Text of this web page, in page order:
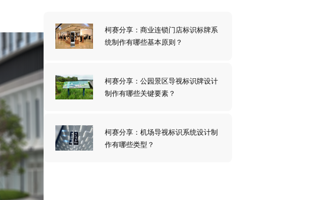
柯赛分享：商业连锁门店标识标牌系
统制作有哪些基本原则？
柯赛分享：公园景区导视标识牌设计
制作有哪些关键要素？
柯赛分享：机场导视标识系统设计制
作有哪些类型？